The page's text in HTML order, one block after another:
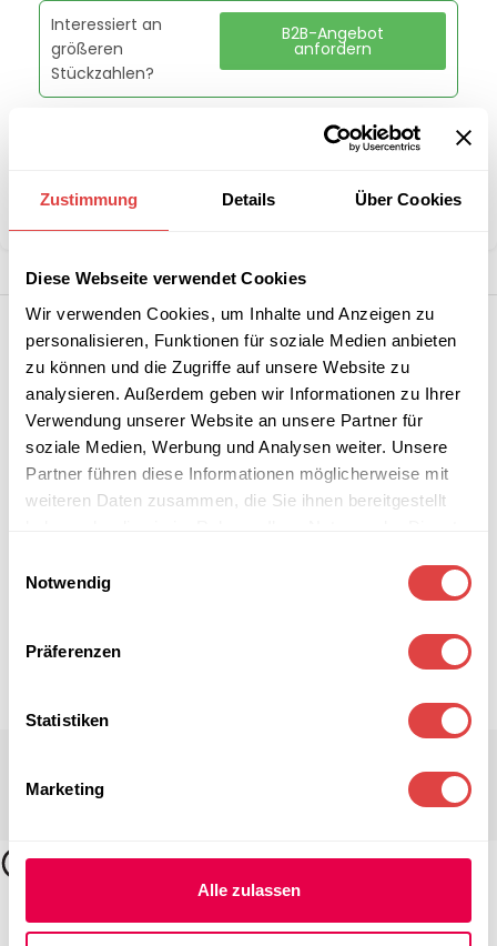
Zustimmung Details Über Cookies
Diese Webseite verwendet Cookies
Wir verwenden Cookies, um Inhalte und Anzeigen zu
personalisieren, Funktionen für soziale Medien anbieten
zu können und die Zugriffe auf unsere Website zu
analysieren. Außerdem geben wir Informationen zu Ihrer
Verwendung unserer Website an unsere Partner für
soziale Medien, Werbung und Analysen weiter. Unsere
Partner führen diese Informationen möglicherweise mit
weiteren Daten zusammen, die Sie ihnen bereitgestellt
Notwendig
Präferenzen
Statistiken
Marketing
Alle zulassen
Interessiert an
größeren
Stückzahlen?
B2B-Angebot
anfordern